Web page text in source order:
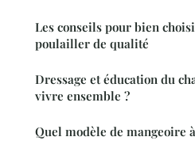
Les conseils pour bien
poulailler de qualité
Dressage et éducation du
vivre ensemble ?
Quel modèle de mangeoire